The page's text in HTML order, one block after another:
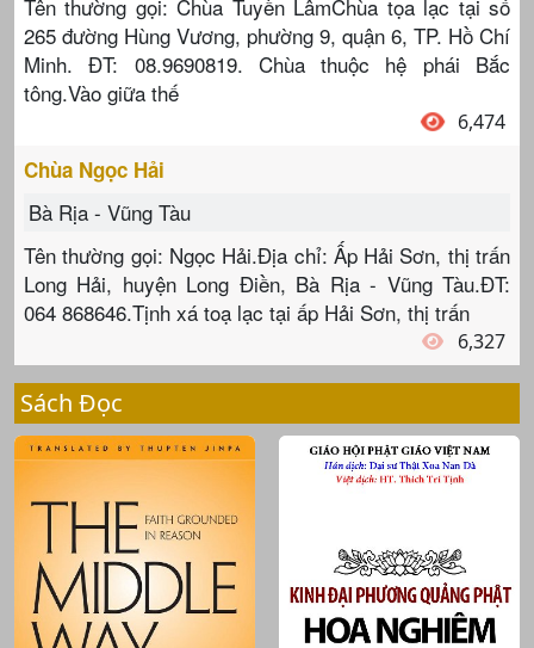
Tên thường gọi: Chùa Tuyền LâmChùa tọa lạc tại số
265 đường Hùng Vương, phường 9, quận 6, TP. Hồ Chí
Minh. ĐT: 08.9690819. Chùa thuộc hệ phái Bắc
tông.Vào giữa thế
6,474
Chùa Ngọc Hải
Bà Rịa - Vũng Tàu
Tên thường gọi: Ngọc Hải.Địa chỉ: Ấp Hải Sơn, thị trấn
Long Hải, huyện Long Điền, Bà Rịa - Vũng Tàu.ĐT:
064 868646.Tịnh xá toạ lạc tại ấp Hải Sơn, thị trấn
6,327
Sách Đọc